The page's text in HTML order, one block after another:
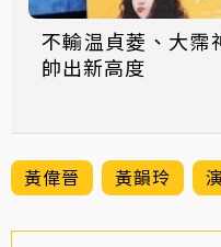
不輸温貞菱、大霈
帥出新高度
黃偉晉 黃韻玲